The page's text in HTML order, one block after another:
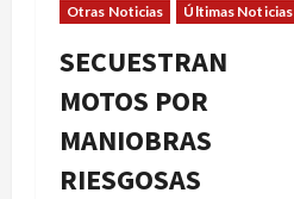
Otras Noticias Últimas Noticias
SECUESTRAN
MOTOS POR
MANIOBRAS
RIESGOSAS